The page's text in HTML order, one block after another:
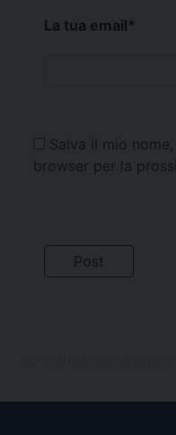
La tua email*
Salva il mio
browser per la